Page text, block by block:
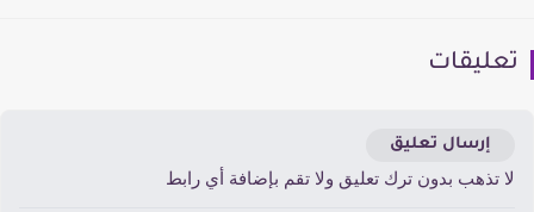
إرسال تعليق
تذهب بدون ترك تعليق ولا تقم بإضافة أي رابط